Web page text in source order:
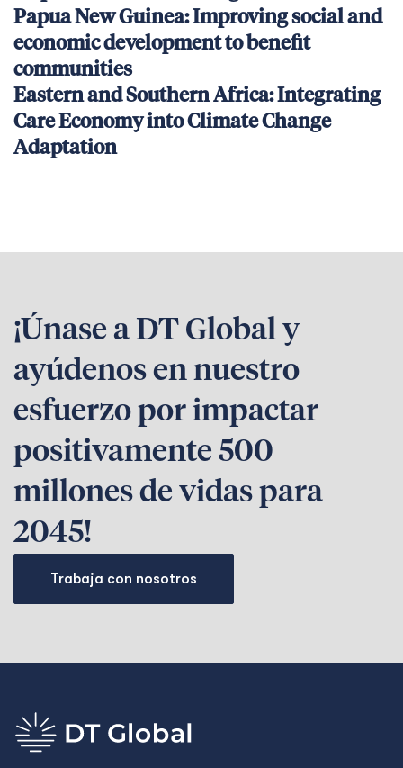
Papua New Guinea: Improving social and
economic development to benefit
communities
Eastern and Southern Africa: Integrating
Care Economy into Climate Change
Adaptation
¡Únase a DT Global y
ayúdenos en nuestro
esfuerzo por impactar
positivamente 500
millones de vidas para
2045!
Trabaja con nosotros